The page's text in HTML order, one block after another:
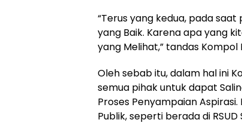
“Terus yang kedua, pada
yang Baik. Karena apa yang
yang Melihat,” tandas Kompol
Oleh sebab itu, dalam hal ini
semua pihak untuk dapat
Proses Penyampaian
Publik, seperti berada di RSUD